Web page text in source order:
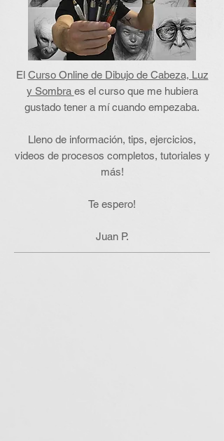
El Curso Online de Dibujo de Cabeza, Luz
y Sombra es el curso que me hubiera
gustado tener a mí cuando empezaba.
Lleno de información, tips, ejercicios,
videos de procesos completos, tutoriales y
más!
Te espero!
Juan P.